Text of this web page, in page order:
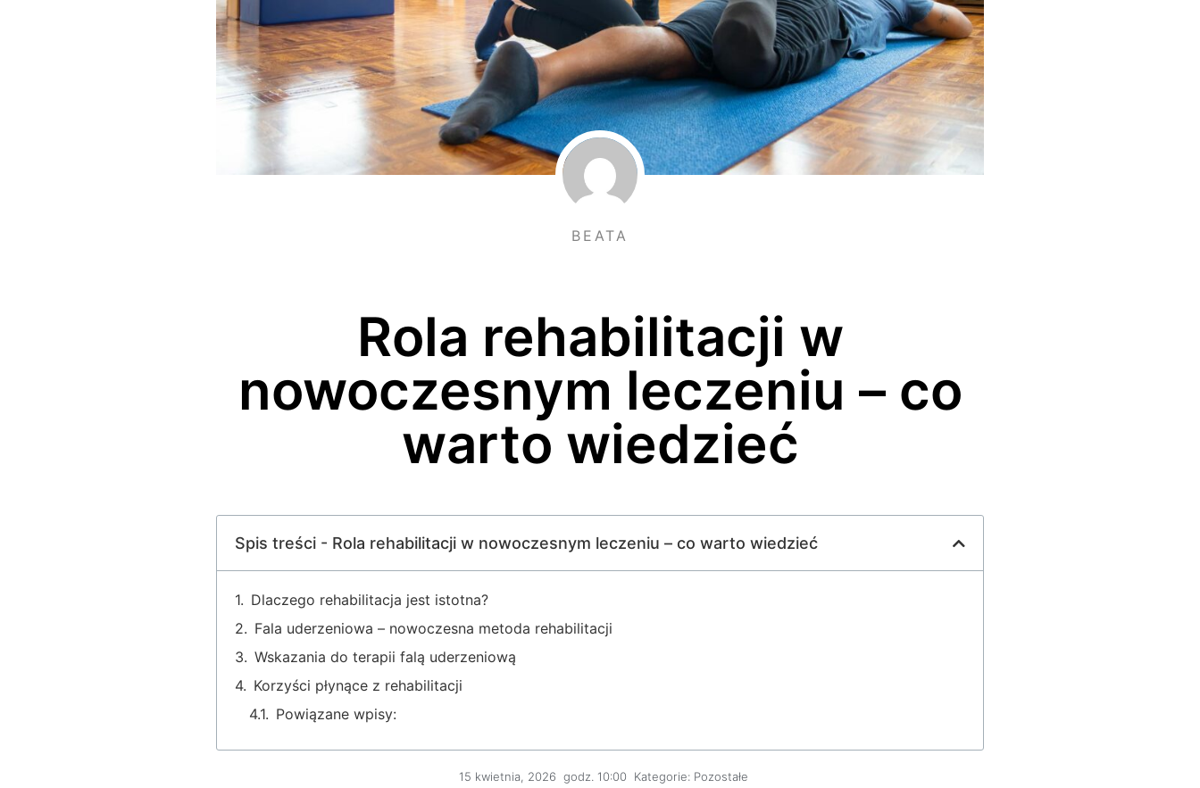
BEATA
Rola rehabilitacji w
nowoczesnym leczeniu – co
warto wiedzieć
Spis treści - Rola rehabilitacji w nowoczesnym leczeniu – co warto wiedzieć
Dlaczego rehabilitacja jest istotna?
Fala uderzeniowa – nowoczesna metoda rehabilitacji
Wskazania do terapii falą uderzeniową
Korzyści płynące z rehabilitacji
Powiązane wpisy:
15 kwietnia, 2026 godz. 10:00 Kategorie: Pozostałe